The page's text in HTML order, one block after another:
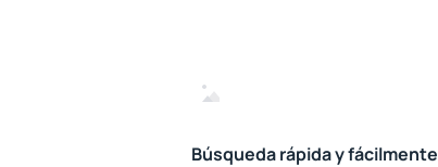
Búsqueda rápida y fácilmente